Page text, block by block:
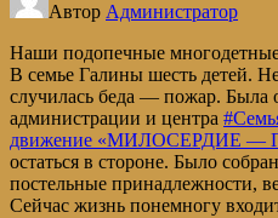
Автор Администратор
Наши подопечные
В семье Галины шесть детей.
случилась беда — пожар. Была
администрации и центра
движение «МИЛОСЕРДИЕ —
остаться в стороне. Было
постельные принадлежности,
Сейчас жизнь понемногу